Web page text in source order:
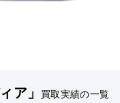
ア」 買取実績の一覧